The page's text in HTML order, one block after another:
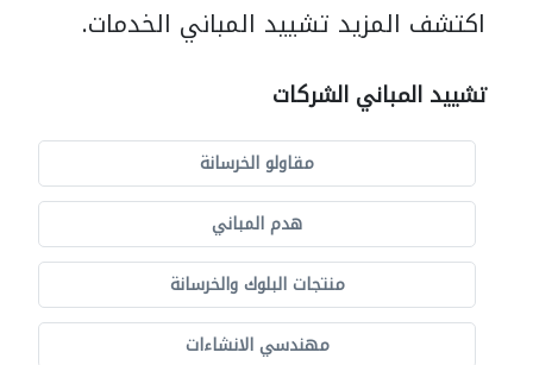
اكتشف المزيد تشييد المباني الخدمات.
تشييد المباني الشركات
مقاولو الخرسانة
هدم المباني
منتجات البلوك والخرسانة
مهندسي الانشاءات